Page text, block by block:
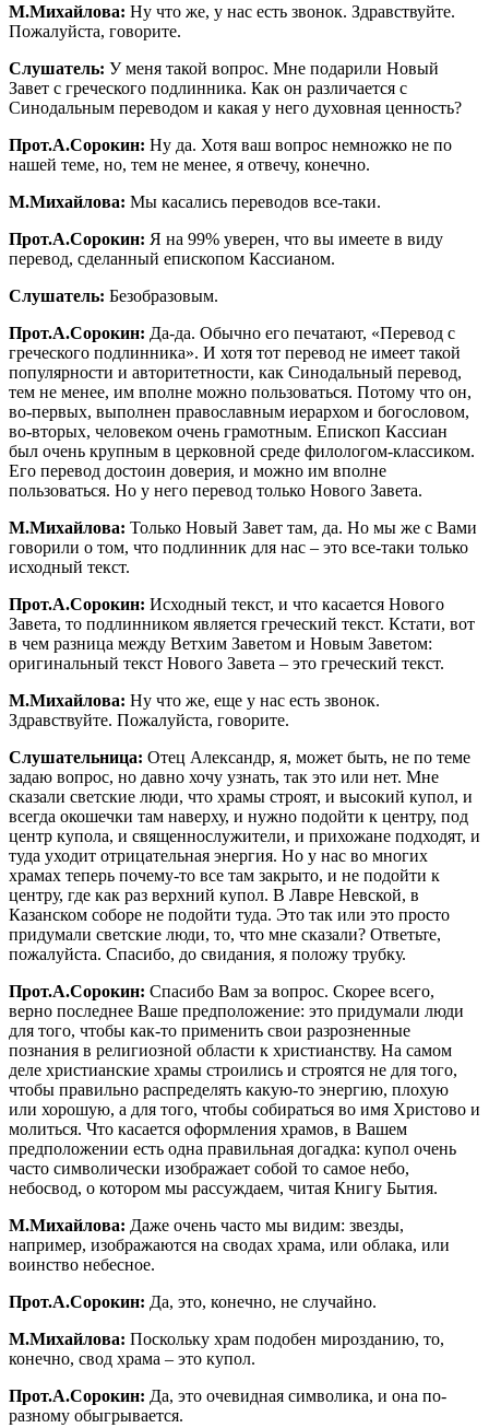
М.Михайлова: Ну что же, у нас есть звонок. Здравствуйте.
Пожалуйста, говорите.
Слушатель: У меня такой вопрос. Мне подарили Новый
Завет с греческого подлинника. Как он различается с
Синодальным переводом и какая у него духовная ценность?
Прот.А.Сорокин: Ну да. Хотя ваш вопрос немножко не по
нашей теме, но, тем не менее, я отвечу, конечно.
М.Михайлова: Мы касались переводов все-таки.
Прот.А.Сорокин: Я на 99% уверен, что вы имеете в виду
перевод, сделанный епископом Кассианом.
Слушатель: Безобразовым.
Прот.А.Сорокин: Да-да. Обычно его печатают, «Перевод с
греческого подлинника». И хотя тот перевод не имеет такой
популярности и авторитетности, как Синодальный перевод,
тем не менее, им вполне можно пользоваться. Потому что он,
во-первых, выполнен православным иерархом и богословом,
во-вторых, человеком очень грамотным. Епископ Кассиан
был очень крупным в церковной среде филологом-классиком.
Его перевод достоин доверия, и можно им вполне
пользоваться. Но у него перевод только Нового Завета.
М.Михайлова: Только Новый Завет там, да. Но мы же с Вами
говорили о том, что подлинник для нас – это все-таки только
исходный текст.
Прот.А.Сорокин: Исходный текст, и что касается Нового
Завета, то подлинником является греческий текст. Кстати, вот
в чем разница между Ветхим Заветом и Новым Заветом:
оригинальный текст Нового Завета – это греческий текст.
М.Михайлова: Ну что же, еще у нас есть звонок.
Здравствуйте. Пожалуйста, говорите.
Слушательница: Отец Александр, я, может быть, не по теме
задаю вопрос, но давно хочу узнать, так это или нет. Мне
сказали светские люди, что храмы строят, и высокий купол, и
всегда окошечки там наверху, и нужно подойти к центру, под
центр купола, и священнослужители, и прихожане подходят, и
туда уходит отрицательная энергия. Но у нас во многих
храмах теперь почему-то все там закрыто, и не подойти к
центру, где как раз верхний купол. В Лавре Невской, в
Казанском соборе не подойти туда. Это так или это просто
придумали светские люди, то, что мне сказали? Ответьте,
пожалуйста. Спасибо, до свидания, я положу трубку.
Прот.А.Сорокин: Спасибо Вам за вопрос. Скорее всего,
верно последнее Ваше предположение: это придумали люди
для того, чтобы как-то применить свои разрозненные
познания в религиозной области к христианству. На самом
деле христианские храмы строились и строятся не для того,
чтобы правильно распределять какую-то энергию, плохую
или хорошую, а для того, чтобы собираться во имя Христово и
молиться. Что касается оформления храмов, в Вашем
предположении есть одна правильная догадка: купол очень
часто символически изображает собой то самое небо,
небосвод, о котором мы рассуждаем, читая Книгу Бытия.
М.Михайлова: Даже очень часто мы видим: звезды,
например, изображаются на сводах храма, или облака, или
воинство небесное.
Прот.А.Сорокин: Да, это, конечно, не случайно.
М.Михайлова: Поскольку храм подобен мирозданию, то,
конечно, свод храма – это купол.
Прот.А.Сорокин: Да, это очевидная символика, и она по-
разному обыгрывается.